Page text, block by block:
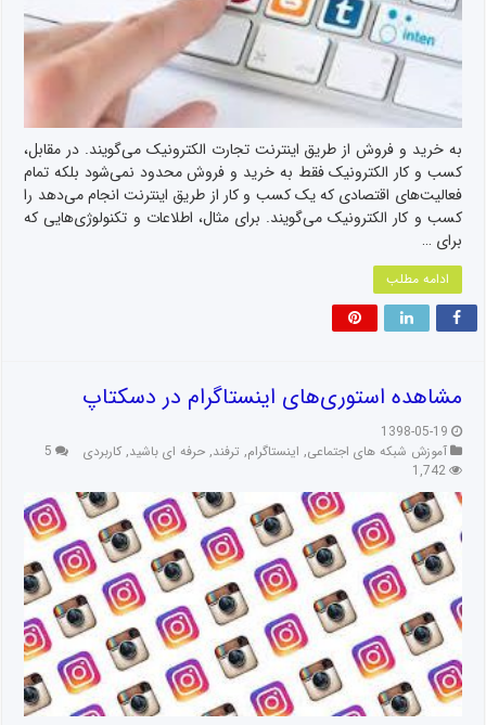
به خرید و فروش از طریق اینترنت تجارت الکترونیک می‌گویند. در مقابل،
کسب و کار الکترونیک فقط به خرید و فروش محدود نمی‌شود بلکه تمام
فعالیت‌های اقتصادی که یک کسب و کار از طریق اینترنت انجام می‌دهد را
کسب و کار الکترونیک می‌گویند. برای مثال، اطلاعات و تکنولوژی‌هایی که
برای …
ادامه مطلب
مشاهده استوری‌های اینستاگرام در دسکتاپ
1398-05-19
آموزش شبکه های اجتماعی, اینستاگرام, ترفند, حرفه ای باشید, کاربردی
5
1,742